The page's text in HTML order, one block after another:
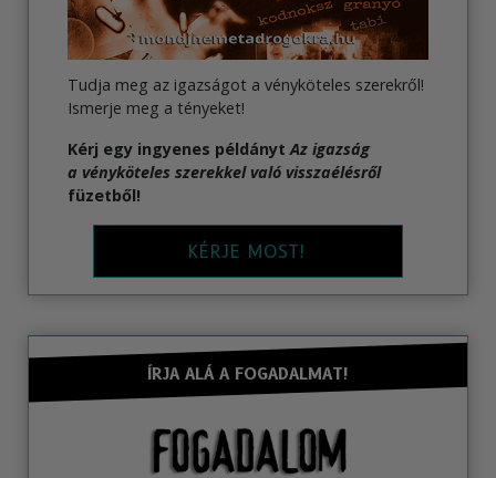
Tudja meg az igazságot a vényköteles szerekről!
Ismerje meg a tényeket!
Kérj egy ingyenes példánytAz igazság
a vényköteles szerekkel való visszaélésről
füzetből!
KÉRJE MOST!
ÍRJA ALÁ A FOGADALMAT!